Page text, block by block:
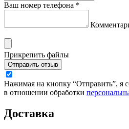
Ваш номер телефона *
Прикрепить файлы
Отправить отзыв
Нажимая на кнопку “Отправить”, я
в отношении обработки
Доставка